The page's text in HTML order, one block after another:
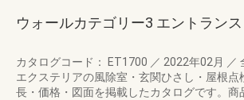
ウォールカテゴリー3 エントランス
カタログコード： ET1700 ／ 2022年02月 ／
エクステリアの風除室・玄関ひさし・屋根点
長・価格・図面を掲載したカタログです。商